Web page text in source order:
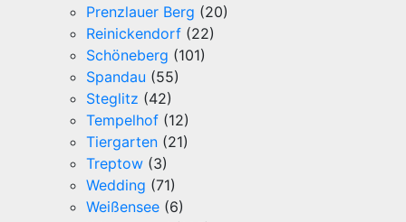
Prenzlauer Berg (20)
Reinickendorf (22)
Schöneberg (101)
Spandau (55)
Steglitz (42)
Tempelhof (12)
Tiergarten (21)
Treptow (3)
Wedding (71)
Weißensee (6)